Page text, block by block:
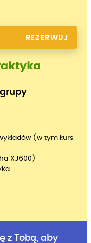
REZERWUJ
(w tym kurs
XJ600)
z Tobą, aby